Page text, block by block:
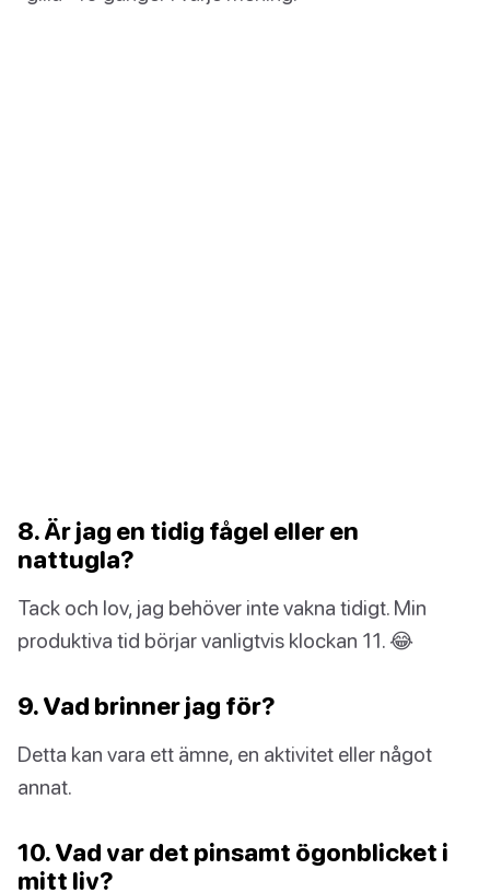
8. Är jag en tidig fågel eller en
nattugla?
Tack och lov, jag behöver inte vakna tidigt. Min
produktiva tid börjar vanligtvis klockan 11. 😂
9. Vad brinner jag för?
Detta kan vara ett ämne, en aktivitet eller något
annat.
10. Vad var det pinsamt ögonblicket i
mitt liv?